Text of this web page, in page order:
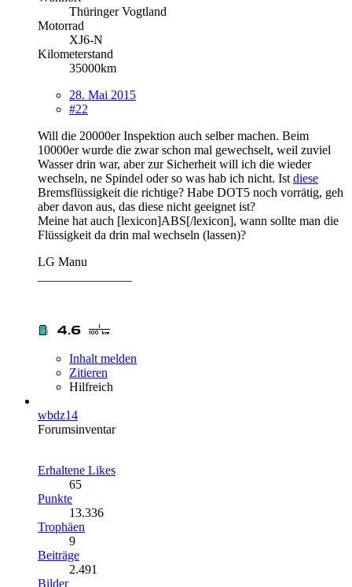
Thüringer Vogtland
Motorrad
XJ6-N
Kilometerstand
35000km
28. Mai 2015
#22
Will die 20000er Inspektion auch selber machen. Beim
10000er wurde die zwar schon mal gewechselt, weil zuviel
Wasser drin war, aber zur Sicherheit will ich die wieder
wechseln, ne Spindel oder so was hab ich nicht. Ist diese
Bremsflüssigkeit die richtige? Habe DOT5 noch vorrätig, geh
aber davon aus, das diese nicht geeignet ist?
Meine hat auch [lexicon]ABS[/lexicon], wann sollte man die
Flüssigkeit da drin mal wechseln (lassen)?
LG Manu
Inhalt melden
Zitieren
Hilfreich
wbdz14
Forumsinventar
Erhaltene Likes
65
Punkte
13.336
Trophäen
9
Beiträge
2.491
Bilder